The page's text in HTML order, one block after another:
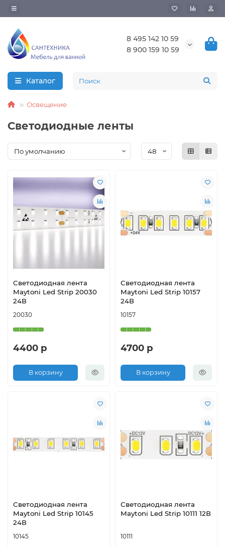
8 495 142 10 59
8 900 159 10 59
Каталог
Освещение
Светодиодные ленты
Светодиодная лента
Maytoni Led Strip 20030
24В
20030
4400 р
В корзину
Светодиодная лента
Maytoni Led Strip 10157
24В
10157
4700 р
В корзину
Светодиодная лента
Maytoni Led Strip 10145
24В
10145
Светодиодная лента
Maytoni Led Strip 10111 12В
10111